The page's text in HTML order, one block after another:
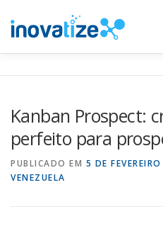
para
MATERIAIS EDUCATIVOS
Kanban Prospect:
perfeito para
PUBLICADO EM 5 DE
VENEZUELA